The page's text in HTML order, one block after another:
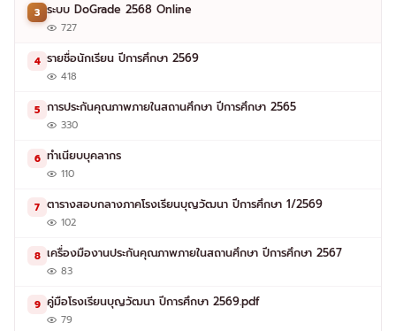
3 ระบบ DoGrade 2568 Online
727
4 รายชื่อนักเรียน ปีการศึกษา 2569
418
5 การประกันคุณภาพภายในสถานศึกษา ปีการศึกษา 2565
330
6 ทำเนียบบุคลากร
110
7 ตารางสอบกลางภาคโรงเรียนบุญวัฒนา ปีการศึกษา 1/2569
102
8 เครื่องมืองานประกันคุณภาพภายในสถานศึกษา ปีการศึกษา 2567
83
9 คู่มือโรงเรียนบุญวัฒนา ปีการศึกษา 2569.pdf
79